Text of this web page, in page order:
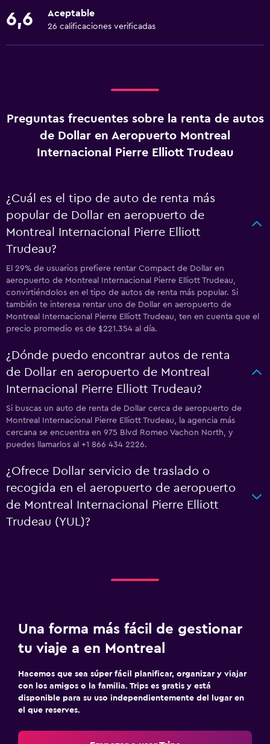
6,6 Aceptable
26 calificaciones verificadas
Preguntas frecuentes sobre la renta de autos
de Dollar en Aeropuerto Montreal
Internacional Pierre Elliott Trudeau
¿Cuál es el tipo de auto de renta más
popular de Dollar en aeropuerto de
Montreal Internacional Pierre Elliott
Trudeau?
El 29% de usuarios prefiere rentar Compact de Dollar en
aeropuerto de Montreal Internacional Pierre Elliott Trudeau,
convirtiéndolos en el tipo de autos de renta más popular. Si
también te interesa rentar uno de Dollar en aeropuerto de
Montreal Internacional Pierre Elliott Trudeau, ten en cuenta que el
precio promedio es de $221.354 al día.
¿Dónde puedo encontrar autos de renta
de Dollar en aeropuerto de Montreal
Internacional Pierre Elliott Trudeau?
Si buscas un auto de renta de Dollar cerca de aeropuerto de
Montreal Internacional Pierre Elliott Trudeau, la agencia más
cercana se encuentra en 975 Blvd Romeo Vachon North, y
puedes llamarlos al +1 866 434 2226.
¿Ofrece Dollar servicio de traslado o
recogida en el aeropuerto de aeropuerto
de Montreal Internacional Pierre Elliott
Trudeau (YUL)?
Una forma más fácil de gestionar
tu viaje a en Montreal
Hacemos que sea súper fácil planificar, organizar y viajar
con los amigos o la familia. Trips es gratis y está
disponible para su uso independientemente del lugar en
el que reserves.